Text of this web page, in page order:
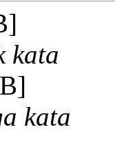
kata
kata